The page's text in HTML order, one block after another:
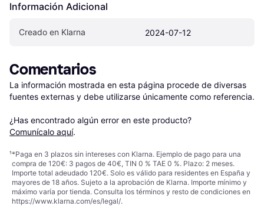
Información Adicional
Creado en Klarna 2024-07-12
Comentarios
La información mostrada en esta página procede de diversas
fuentes externas y debe utilizarse únicamente como referencia.
¿Has encontrado algún error en este producto?
Comunícalo aquí.
¹*Paga en 3 plazos sin intereses con Klarna. Ejemplo de pago para una
compra de 120€: 3 pagos de 40€, TIN 0 % TAE 0 %. Plazo: 2 meses.
Importe total adeudado 120€. Solo es válido para residentes en España y
mayores de 18 años. Sujeto a la aprobación de Klarna. Importe mínimo y
máximo varía por tienda. Consulta los términos y resto de condiciones en
https://www.klarna.com/es/legal/.